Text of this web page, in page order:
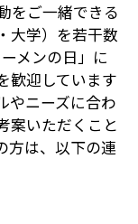
をご一緒できる
大学）を若干数
メンの日」に
歓迎しています
やニーズに合わ
案いただくこと
方は、以下の連